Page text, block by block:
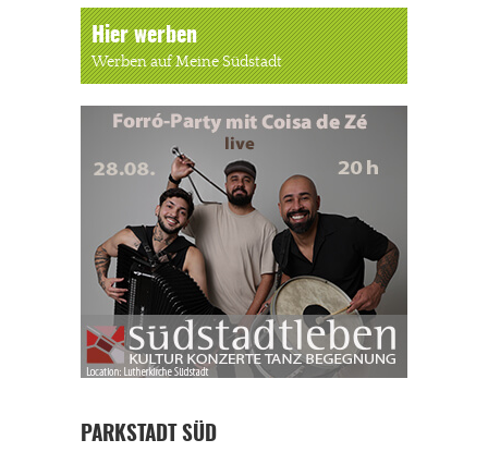
Hier werben
Werben auf Meine Südstadt
PARKSTADT SÜD